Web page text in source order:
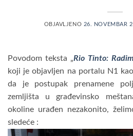
OBJAVLJENO 26. NOVEMBAR
Povodom teksta „Rio Tinto:
koji je objavljen na portalu N1
da je postupak prenamene
zemljišta u građevinsko
okoline urađen nezakonito,
sledeće :